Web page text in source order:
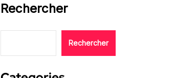
Rechercher
Rechercher